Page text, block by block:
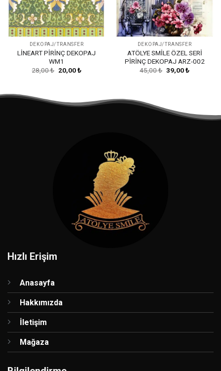
DEKOPAJ/TRANSFER
LİNEART PİRİNÇ DEKOPAJ
WM1
28,00₺ Orijinal
fiyat:
20,00₺Şu
DEKOPAJ/TRANSFER
ATÖLYE SMİLE ÖZEL SERİ
PİRİNÇ DEKOPAJ ARZ-002
45,00₺ Orijinal
fiyat:
39,00₺Şu
Hızlı Erişim
Anasayfa
Hakkımızda
İletişim
Mağaza